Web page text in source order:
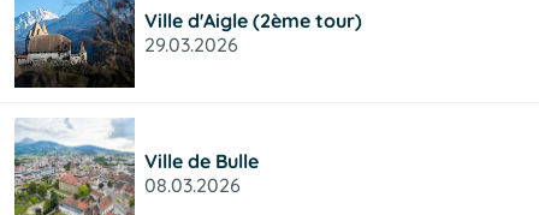
Ville d'Aigle (2ème tour)
29.03.2026
Ville de Bulle
08.03.2026